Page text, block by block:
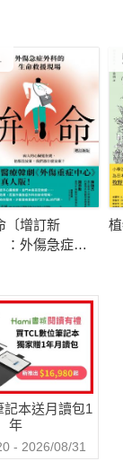
巡演式歌舞秀
〔增訂新
：外傷急症外
記本送月讀包1
年
- 2026/08/31